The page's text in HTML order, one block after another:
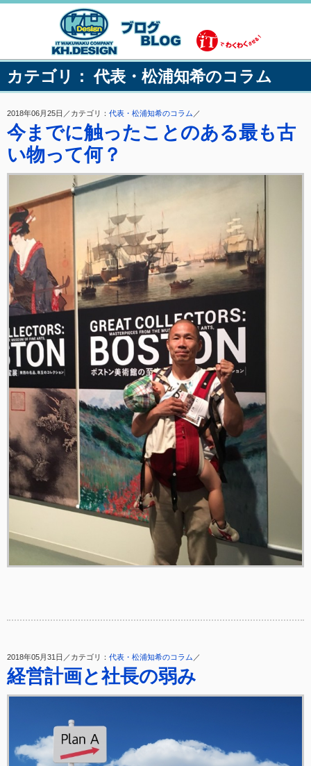
カテゴリ： 代表・松浦知希のコラム
2018年06月25日／カテゴリ： 代表・松浦知希のコラム ／
今までに触ったことのある最も古
い物って何？
2018年05月31日／カテゴリ： 代表・松浦知希のコラム ／
経営計画と社長の弱み